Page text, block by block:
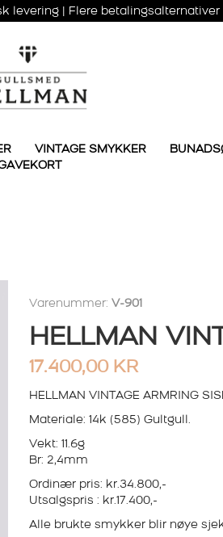
levering | Flere betalingsalternativer
VINTAGE SMYKKER
Varenummer: V-901
HELLMAN
17.400,00 KR
HELLMAN VINTAGE ARMRING
Materiale: 14k (585) Gultgull.
Vekt: 11.6g
Br: 2,4mm
Ordinær pris: kr.34.800,-
Utsalgspris : kr.17.400,-
Alle brukte smykker blir nøye